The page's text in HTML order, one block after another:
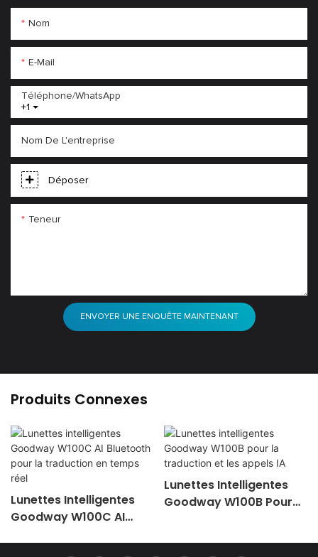
Nom
E-Mail
+1
Téléphone/WhatsApp
Nom De L'entreprise
Déposer
Teneur
ENVOYER UNE ENQUÊTE MAINTENANT
Produits Connexes
Lunettes Intelligentes
Goodway W100C AI
Lunettes Intelligentes
Goodway W100B Pour